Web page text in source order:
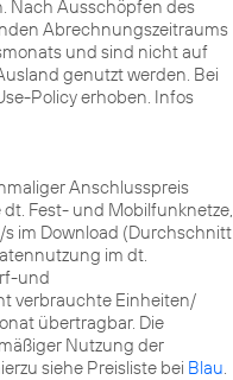
Nach Ausschöpfen des
Abrechnungszeitraums
und sind nicht auf
genutzt werden. Bei
Policy erhoben. Infos
Anschlusspreis
Fest- und Mobilfunknetze,
im Download (Durchschnitt
im dt.
und
verbrauchte Einheiten/
übertragbar. Die
Nutzung der
siehe Preisliste bei Blau.